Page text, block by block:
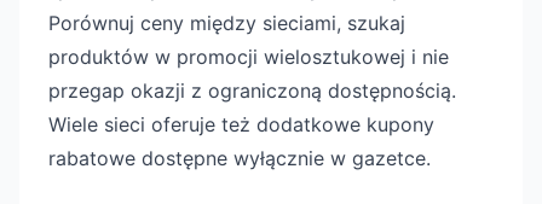
Porównuj ceny między sieciami, szukaj
produktów w promocji wielosztukowej i nie
przegap okazji z ograniczoną dostępnością.
Wiele sieci oferuje też dodatkowe kupony
rabatowe dostępne wyłącznie w gazetce.